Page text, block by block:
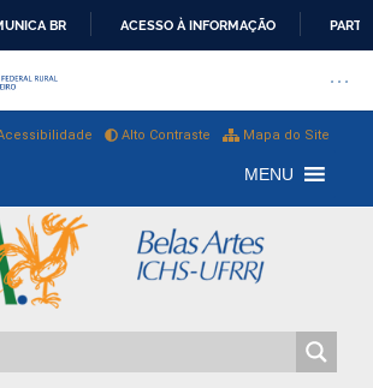
BR ACESSO À INFORMAÇÃO
da
Mapa do Site
Alto Contraste
MENU